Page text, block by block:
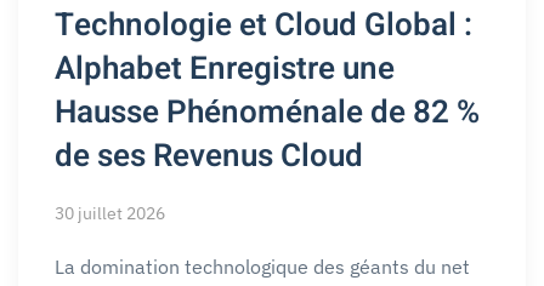
Technologie et Cloud Global :
Alphabet Enregistre une
Hausse Phénoménale de 82 %
de ses Revenus Cloud
30 juillet 2026
La domination technologique des géants du net